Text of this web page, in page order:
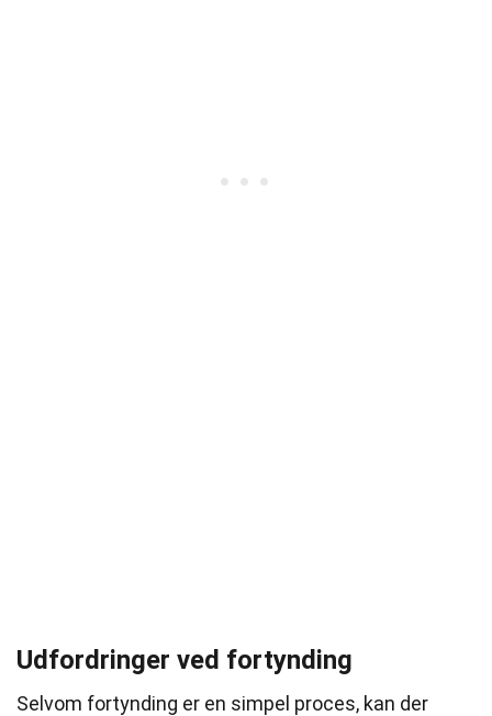
Udfordringer ved fortynding
Selvom fortynding er en simpel proces, kan der